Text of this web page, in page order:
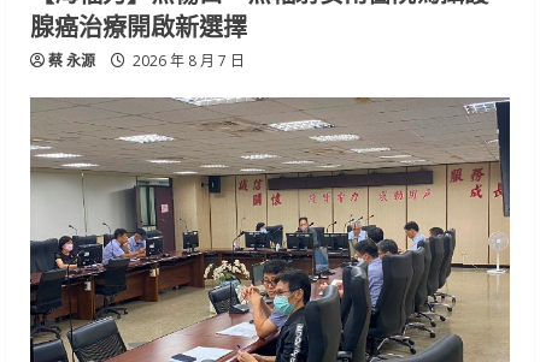
腺癌治療開啟新選擇
蔡 永源 2026 年 8 月 7 日